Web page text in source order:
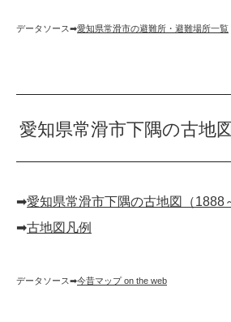
データソース➡︎愛知県常滑市の避難所・避難場所一覧
愛知県常滑市下隅の古地図
➡︎愛知県常滑市下隅の古地図（1888
➡︎古地図凡例
データソース➡︎今昔マップ on the web